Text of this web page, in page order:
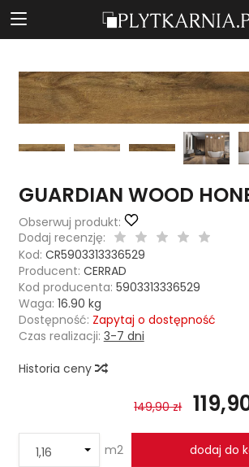
GUARDIAN WOOD
Obserwuj produkt:
Dodaj recenzję:
Kod: CR5903313336529
Producent: CERRAD
Kod producenta: 5903313336529
Waga: 16.90 kg
Dostępność: Zapytaj o dostępność
Czas realizacji: 3-7 dni
Historia ceny
149,90 zł
m2 dodaj do